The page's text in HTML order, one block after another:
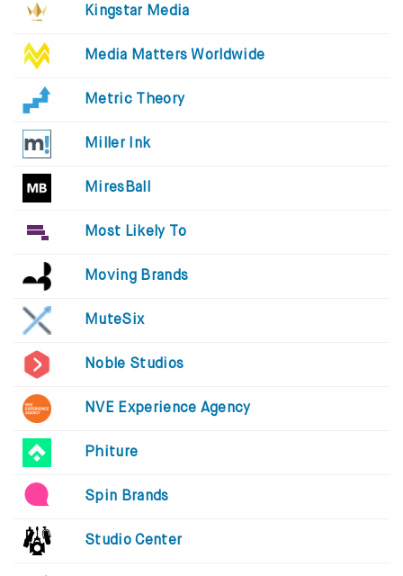
Kingstar Media
Media Matters Worldwide
Metric Theory
Miller Ink
MiresBall
Most Likely To
Moving Brands
MuteSix
Noble Studios
NVE Experience Agency
Phiture
Spin Brands
Studio Center